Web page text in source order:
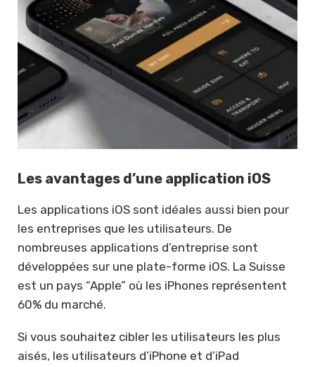
Les avantages d’une application iOS
Les applications iOS sont idéales aussi bien pour
les entreprises que les utilisateurs. De
nombreuses applications d’entreprise sont
développées sur une plate-forme iOS. La Suisse
est un pays “Apple” où les iPhones représentent
60% du marché.
Si vous souhaitez cibler les utilisateurs les plus
aisés, les utilisateurs d’iPhone et d’iPad